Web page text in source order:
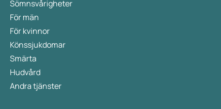
Sömnsvårigheter
För män
För kvinnor
Könssjukdomar
Smärta
Hudvård
Andra tjänster